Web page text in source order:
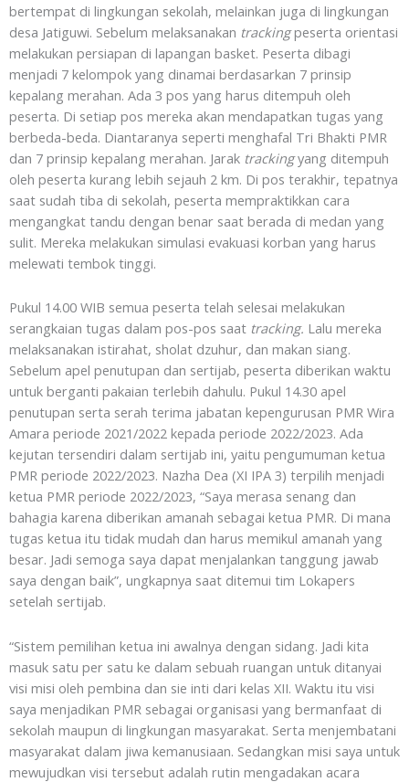
bertempat di lingkungan sekolah, melainkan juga di lingkungan
desa Jatiguwi. Sebelum melaksanakan trackingpeserta orientasi
melakukan persiapan di lapangan basket. Peserta dibagi
menjadi 7 kelompok yang dinamai berdasarkan 7 prinsip
kepalang merahan. Ada 3 pos yang harus ditempuh oleh
peserta. Di setiap pos mereka akan mendapatkan tugas yang
berbeda-beda. Diantaranya seperti menghafal Tri Bhakti PMR
dan 7 prinsip kepalang merahan. Jarak trackingyang ditempuh
oleh peserta kurang lebih sejauh 2 km. Di pos terakhir, tepatnya
saat sudah tiba di sekolah, peserta mempraktikkan cara
mengangkat tandu dengan benar saat berada di medan yang
sulit. Mereka melakukan simulasi evakuasi korban yang harus
melewati tembok tinggi.
Pukul 14.00 WIB semua peserta telah selesai melakukan
serangkaian tugas dalam pos-pos saat tracking. Lalu mereka
melaksanakan istirahat, sholat dzuhur, dan makan siang.
Sebelum apel penutupan dan sertijab, peserta diberikan waktu
untuk berganti pakaian terlebih dahulu. Pukul 14.30 apel
penutupan serta serah terima jabatan kepengurusan PMR Wira
Amara periode 2021/2022 kepada periode 2022/2023. Ada
kejutan tersendiri dalam sertijab ini, yaitu pengumuman ketua
PMR periode 2022/2023. Nazha Dea (XI IPA 3) terpilih menjadi
ketua PMR periode 2022/2023, “Saya merasa senang dan
bahagia karena diberikan amanah sebagai ketua PMR. Di mana
tugas ketua itu tidak mudah dan harus memikul amanah yang
besar. Jadi semoga saya dapat menjalankan tanggung jawab
saya dengan baik”, ungkapnya saat ditemui tim Lokapers
setelah sertijab.
“Sistem pemilihan ketua ini awalnya dengan sidang. Jadi kita
masuk satu per satu ke dalam sebuah ruangan untuk ditanyai
visi misi oleh pembina dan sie inti dari kelas XII. Waktu itu visi
saya menjadikan PMR sebagai organisasi yang bermanfaat di
sekolah maupun di lingkungan masyarakat. Serta menjembatani
masyarakat dalam jiwa kemanusiaan. Sedangkan misi saya untuk
mewujudkan visi tersebut adalah rutin mengadakan acara